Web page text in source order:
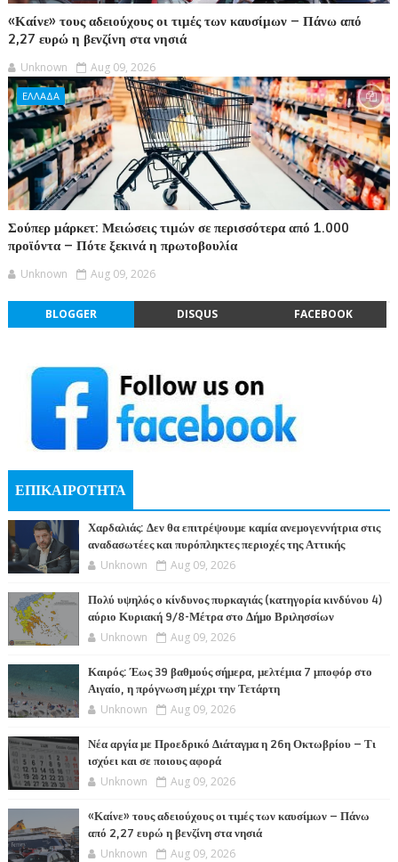
«Καίνε» τους αδειούχους οι τιμές των καυσίμων – Πάνω από
2,27 ευρώ η βενζίνη στα νησιά
Unknown Aug 09, 2026
ΕΛΛΑΔΑ
Σούπερ μάρκετ: Μειώσεις τιμών σε περισσότερα από 1.000
προϊόντα – Πότε ξεκινά η πρωτοβουλία
Unknown Aug 09, 2026
BLOGGER DISQUS FACEBOOK
ΕΠΙΚΑΙΡΟΤΗΤΑ
Χαρδαλιάς: Δεν θα επιτρέψουμε καμία ανεμογεννήτρια στις
αναδασωτέες και πυρόπληκτες περιοχές της Αττικής
Unknown Aug 09, 2026
Πολύ υψηλός ο κίνδυνος πυρκαγιάς (κατηγορία κινδύνου 4)
αύριο Κυριακή 9/8-Μέτρα στο Δήμο Βριλησσίων
Unknown Aug 09, 2026
Καιρός: Έως 39 βαθμούς σήμερα, μελτέμια 7 μποφόρ στο
Αιγαίο, η πρόγνωση μέχρι την Τετάρτη
Unknown Aug 09, 2026
Νέα αργία με Προεδρικό Διάταγμα η 26η Οκτωβρίου – Τι
ισχύει και σε ποιους αφορά
Unknown Aug 09, 2026
«Καίνε» τους αδειούχους οι τιμές των καυσίμων – Πάνω
από 2,27 ευρώ η βενζίνη στα νησιά
Unknown Aug 09, 2026